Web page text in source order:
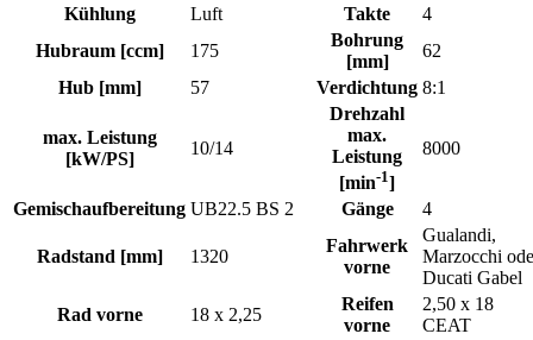
Kühlung
Luft Takte
4
Hubraum [ccm]
175
Bohrung
[mm]
62
Hub [mm]
57 Verdichtung 8:1
max. Leistung
[kW/PS]
10/14
Drehzahl
max.
Leistung
[min-1]
8000
Gemischaufbereitung UB22.5 BS 2 Gänge 4
Radstand [mm] 1320
Fahrwerk
vorne
Gualandi,
Marzocchi
Ducati Gabel
Rad vorne
18 x 2,25
Reifen
vorne
2,50 x 18
CEAT